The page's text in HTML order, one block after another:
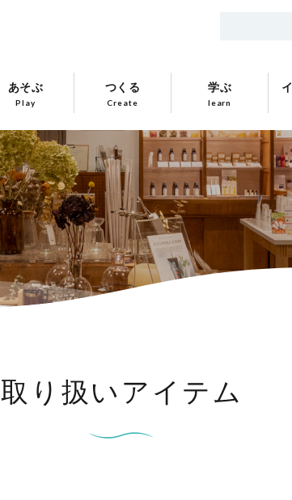
あそぶ
Play
つくる
Create
学ぶ
learn
取り扱いアイテム